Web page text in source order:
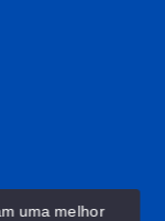
uma melhor